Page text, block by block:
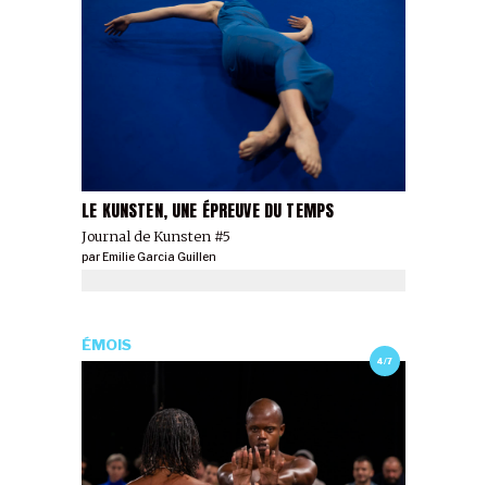
LE KUNSTEN, UNE ÉPREUVE DU TEMPS
Journal de Kunsten #5
par Emilie Garcia Guillen
4/7
ÉMOIS